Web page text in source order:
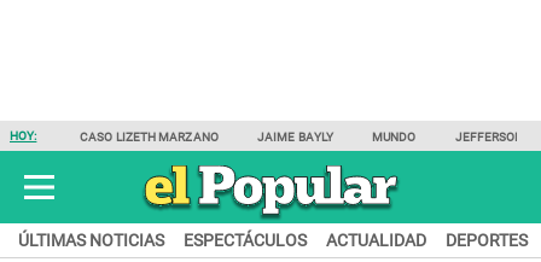
HOY: CASO LIZETH MARZANO JAIME BAYLY MUNDO JEFFERSON
ÚLTIMAS NOTICIAS ESPECTÁCULOS ACTUALIDAD DEPORTES